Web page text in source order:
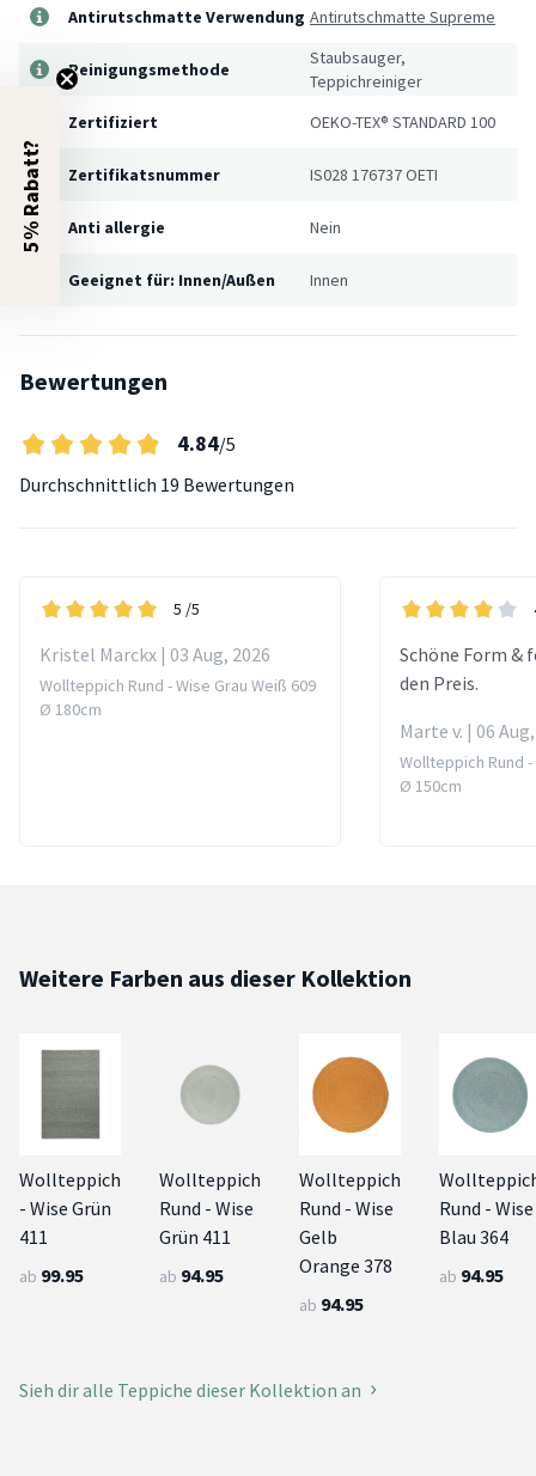
Antirutschmatte Verwendung Antirutschmatte Supreme
Reinigungsmethode
Staubsauger,
Teppichreiniger
Zertifiziert
OEKO-TEX® STANDARD 100
Zertifikatsnummer IS028 176737 OETI
Anti allergie Nein
Geeignet für: Innen/Außen Innen
Bewertungen
4.84/5
Durchschnittlich 19 Bewertungen
5 /5
Kristel Marckx | 03 Aug, 2026
Wollteppich Rund - Wise Grau Weiß 609
Ø 180cm
Schöne Form &
den Preis.
Marte v. | 06
Wollteppich Rund -
Ø 150cm
Weitere Farben aus dieser Kollektion
Wollteppich
- Wise Grün
411
ab 99.95
Wollteppich
Rund - Wise
Grün 411
ab 94.95
Wollteppich
Rund - Wise
Gelb
Orange 378
ab 94.95
Rund - Wise
Blau 364
ab 94.95
Sieh dir alle Teppiche dieser Kollektion an
5% Rabatt?